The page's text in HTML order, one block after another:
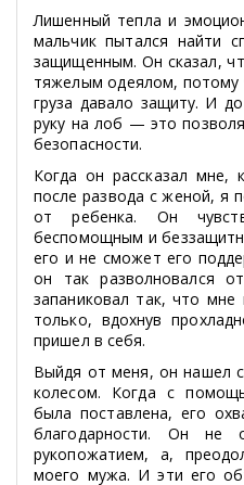
Лишенный тепла и
мальчик пытался найти
защищенным. Он сказал,
тяжелым одеялом, потому
груза давало защиту. И
руку на лоб — это
безопасности.
Когда он рассказал мне,
после развода с женой, я
от ребенка. Он
беспомощным и
его и не сможет его
он так разволновался
запаниковал так, что
только, вдохнув
пришел в себя.
Выйдя от меня, он нашел
колесом. Когда с
была поставлена, его
благодарности. Он не
рукопожатием, а,
моего мужа. И эти его